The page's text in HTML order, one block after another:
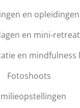
en opleidingen
en mini-
en mindfulness
Fotoshoots